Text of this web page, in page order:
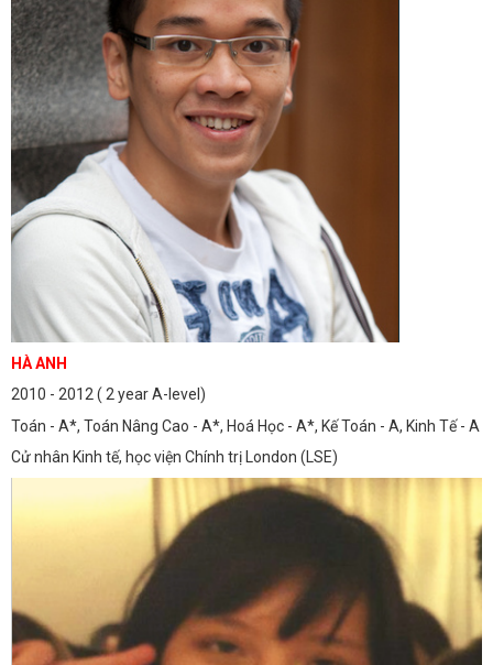
HÀ ANH
2010 - 2012 ( 2 year A-level)
Toán - A*, Toán Nâng Cao - A*, Hoá Học - A*, Kế Toán - A, Kinh Tế - A
Cử nhân Kinh tế, học viện Chính trị London (LSE)